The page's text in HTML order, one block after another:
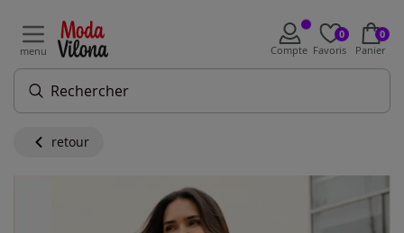
menu Compte
0
Favoris
0
Panier
retour